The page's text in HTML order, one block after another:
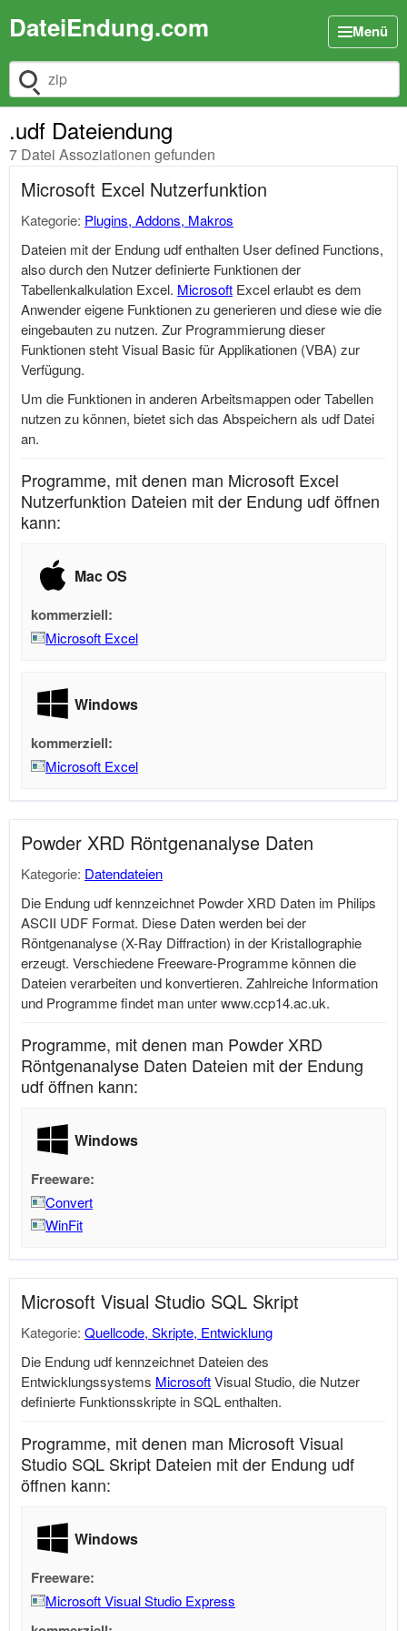
DateiEndung.com Menü
Dateiendung suchen
.udf Dateiendung
7 Datei Assoziationen gefunden
Microsoft Excel Nutzerfunktion
Kategorie: Plugins, Addons, Makros
Dateien mit der Endung udf enthalten User defined Functions,
also durch den Nutzer definierte Funktionen der
Tabellenkalkulation Excel. Microsoft Excel erlaubt es dem
Anwender eigene Funktionen zu generieren und diese wie die
eingebauten zu nutzen. Zur Programmierung dieser
Funktionen steht Visual Basic für Applikationen (VBA) zur
Verfügung.
Um die Funktionen in anderen Arbeitsmappen oder Tabellen
nutzen zu können, bietet sich das Abspeichern als udf Datei
an.
Programme, mit denen man Microsoft Excel
Nutzerfunktion Dateien mit der Endung udf öffnen
kann:
Mac OS
kommerziell:
Microsoft Excel
Windows
kommerziell:
Microsoft Excel
Powder XRD Röntgenanalyse Daten
Kategorie: Datendateien
Die Endung udf kennzeichnet Powder XRD Daten im Philips
ASCII UDF Format. Diese Daten werden bei der
Röntgenanalyse (X-Ray Diffraction) in der Kristallographie
erzeugt. Verschiedene Freeware-Programme können die
Dateien verarbeiten und konvertieren. Zahlreiche Information
und Programme findet man unterwww.ccp14.ac.uk.
Programme, mit denen man Powder XRD
Röntgenanalyse Daten Dateien mit der Endung
udf öffnen kann:
Windows
Freeware:
Convert
WinFit
Microsoft Visual Studio SQL Skript
Kategorie: Quellcode, Skripte, Entwicklung
Die Endung udf kennzeichnet Dateien des
Entwicklungssystems MicrosoftVisual Studio, die Nutzer
definierte Funktionsskripte in SQL enthalten.
Programme, mit denen man Microsoft Visual
Studio SQL Skript Dateien mit der Endung udf
öffnen kann:
Windows
Freeware:
Microsoft Visual Studio Express